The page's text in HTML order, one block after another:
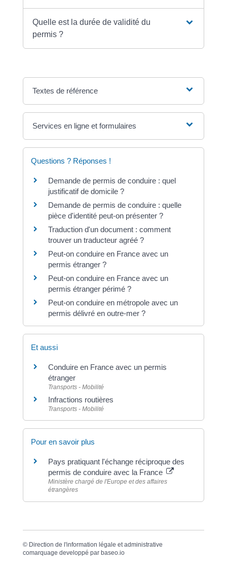
Quelle est la durée de validité du
permis ?
Textes de référence
Services en ligne et formulaires
Questions ? Réponses !
Demande de permis de conduire : quel
justificatif de domicile ?
Demande de permis de conduire : quelle
pièce d'identité peut-on présenter ?
Traduction d'un document : comment
trouver un traducteur agréé ?
Peut-on conduire en France avec un
permis étranger ?
Peut-on conduire en France avec un
permis étranger périmé ?
Peut-on conduire en métropole avec un
permis délivré en outre-mer ?
Et aussi
Conduire en France avec un permis
étranger
Transports - Mobilité
Infractions routières
Transports - Mobilité
Pour en savoir plus
Pays pratiquant l'échange réciproque des
permis de conduire avec la France
Ministère chargé de l'Europe et des affaires
étrangères
© Direction de l'information légale et administrative
comarquage developpé par baseo.io